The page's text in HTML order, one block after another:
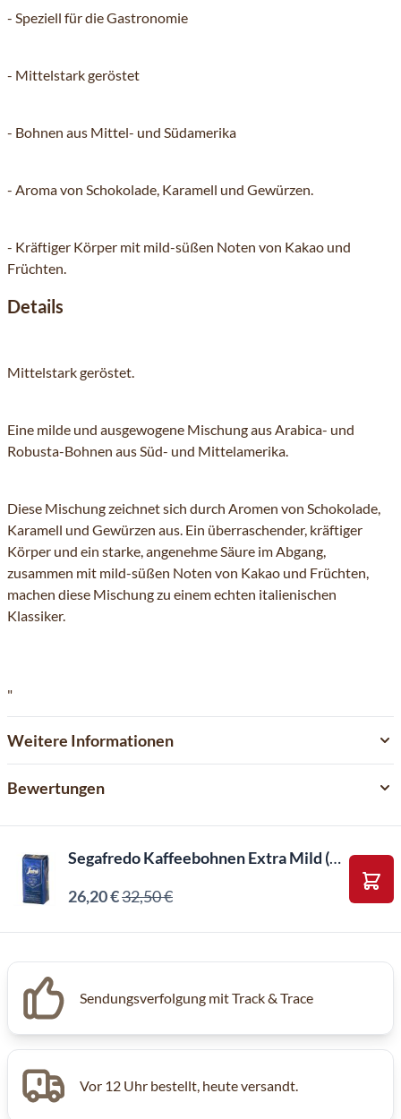
- Speziell für die Gastronomie
- Mittelstark geröstet
- Bohnen aus Mittel- und Südamerika
- Aroma von Schokolade, Karamell und Gewürzen.
- Kräftiger Körper mit mild-süßen Noten von Kakao und
Früchten.
Details
Mittelstark geröstet.
Eine milde und ausgewogene Mischung aus Arabica- und
Robusta-Bohnen aus Süd- und Mittelamerika.
Diese Mischung zeichnet sich durch Aromen von Schokolade,
Karamell und Gewürzen aus. Ein überraschender, kräftiger
Körper und ein starke, angenehme Säure im Abgang,
zusammen mit mild-süßen Noten von Kakao und Früchten,
machen diese Mischung zu einem echten italienischen
Klassiker.
"
Weitere Informationen
Bewertungen
Segafredo Kaffeebohnen Extra Mild (1kg)
26,20 €32,50 € In
Sendungsverfolgung mit Track & Trace
Vor 12 Uhr bestellt, heute versandt.